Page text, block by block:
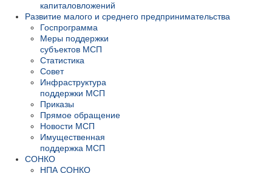
капиталовложений
Развитие малого и среднего предпринимательства
Госпрограмма
Меры поддержки
субъектов МСП
Статистика
Совет
Инфраструктура
поддержки МСП
Приказы
Прямое обращение
Новости МСП
Имущественная
поддержка МСП
СОНКО
НПА СОНКО